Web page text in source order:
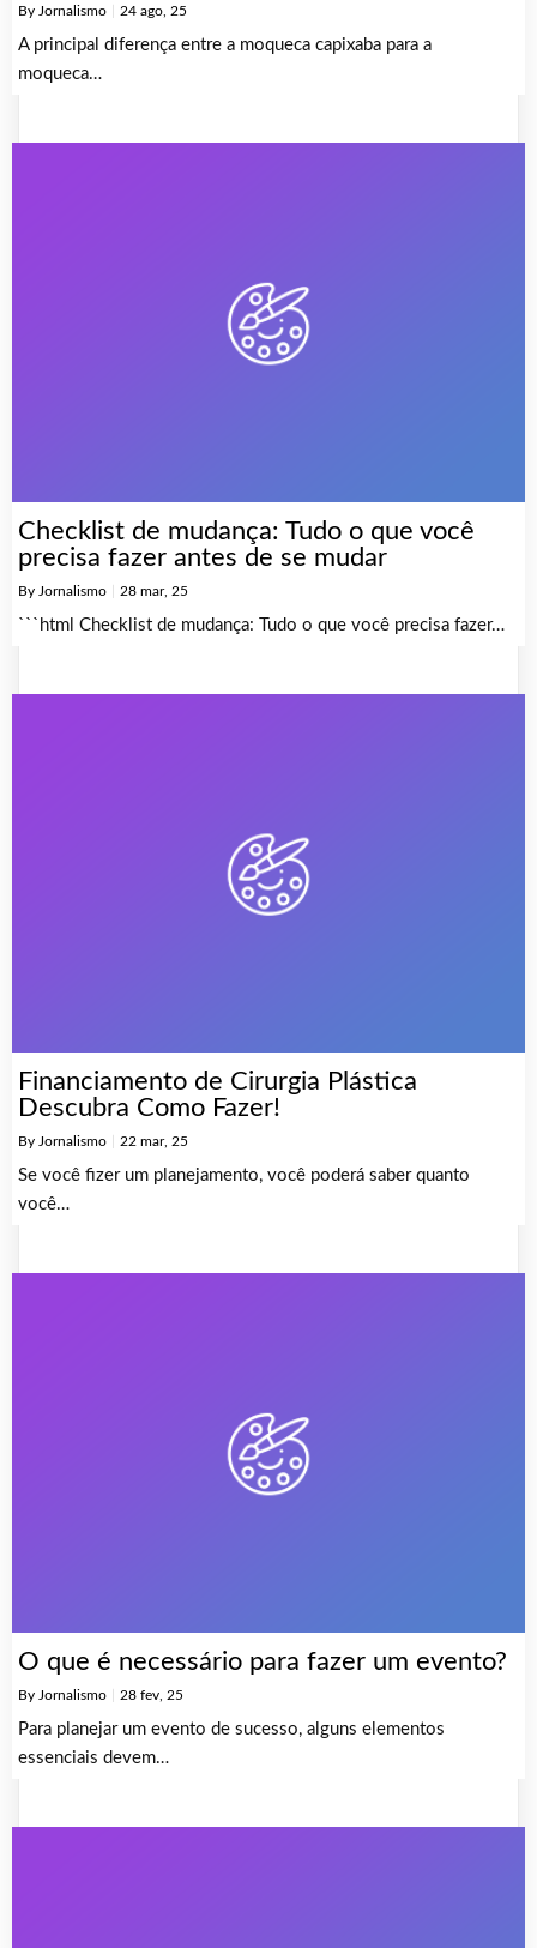
By Jornalismo 24 ago, 25
A principal diferença entre a moqueca capixaba para a
moqueca…
Checklist de mudança: Tudo o que você
precisa fazer antes de se mudar
By Jornalismo 28 mar, 25
```html Checklist de mudança: Tudo o que você precisa fazer…
Financiamento de Cirurgia Plástica
Descubra Como Fazer!
By Jornalismo 22 mar, 25
Se você fizer um planejamento, você poderá saber quanto
você…
O que é necessário para fazer um evento?
By Jornalismo 28 fev, 25
Para planejar um evento de sucesso, alguns elementos
essenciais devem…